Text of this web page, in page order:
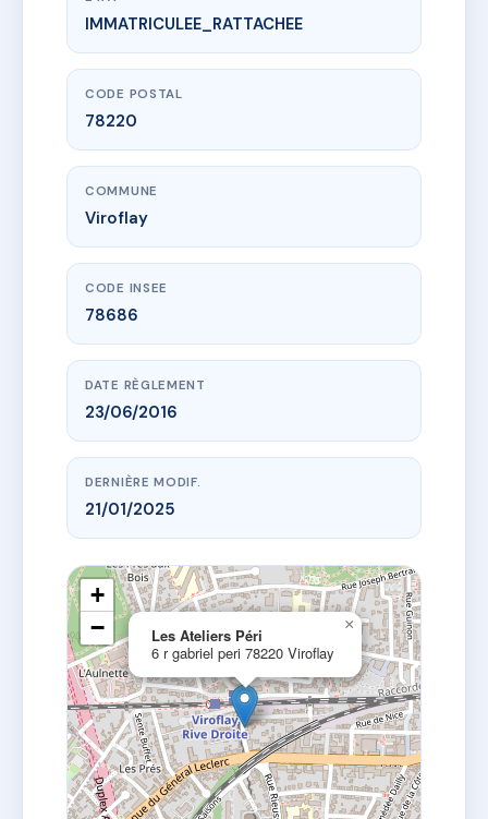
www.vme.plus/AC6458798
Les Ateliers Péri
6 r gabriel peri
IMMATRICULEE_RATTACHEE
CODE POSTAL
78220
COMMUNE
Viroflay
CODE INSEE
78686
DATE RÈGLEMENT
23/06/2016
DERNIÈRE MODIF.
21/01/2025
Les Ateliers Péri
6 r gabriel peri 78220 Viroflay
×
+
−